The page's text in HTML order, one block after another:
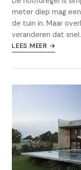
meter diep mag
de tuin in. Maar
veranderen dat snel.
LEES MEER →